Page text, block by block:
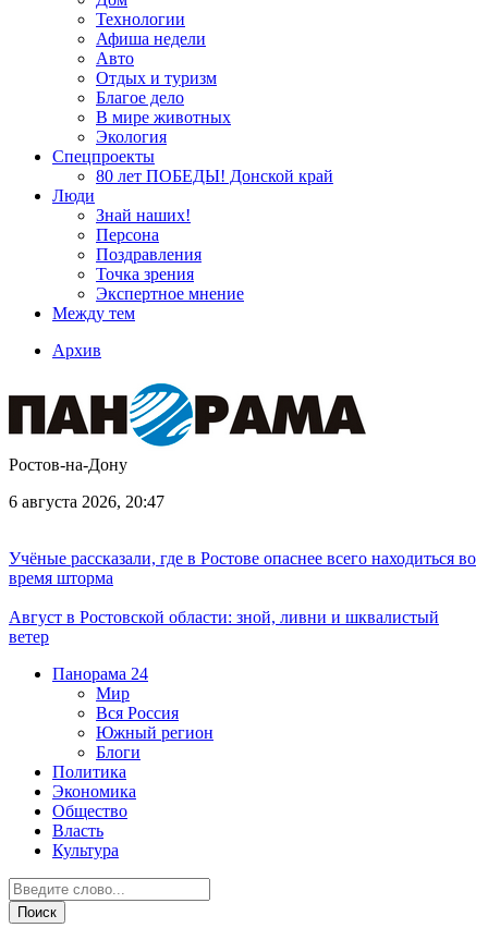
Технологии
Афиша недели
Авто
Отдых и туризм
Благое дело
В мире животных
Экология
Спецпроекты
80 лет ПОБЕДЫ! Донской край
Люди
Знай наших!
Персона
Поздравления
Точка зрения
Экспертное мнение
Между тем
Архив
Ростов-на-Дону
6 августа 2026, 20:47
Учёные рассказали, где в Ростове опаснее всего находиться во
время шторма
Август в Ростовской области: зной, ливни и шквалистый
ветер
Панорама 24
Мир
Вся Россия
Южный регион
Блоги
Политика
Экономика
Общество
Власть
Культура